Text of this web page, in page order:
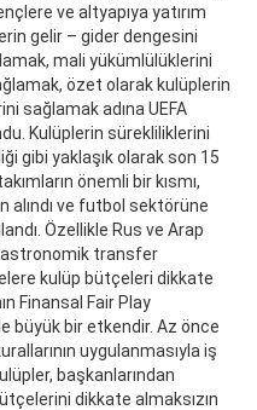
ve altyapıya yatırım
gelir – gider dengesini
mali yükümlülüklerini
özet olarak kulüplerin
sağlamak adına UEFA
Kulüplerin sürekliliklerini
gibi yaklaşık olarak son 15
önemli bir kısmı,
alındı ve futbol sektörüne
Özellikle Rus ve Arap
transfer
kulüp bütçeleri dikkate
Finansal Fair Play
büyük bir etkendir. Az önce
uygulanmasıyla iş
başkanlarından
dikkate almaksızın